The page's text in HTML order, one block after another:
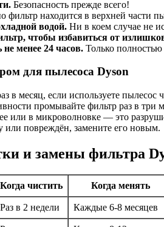
Безопасность прежде всего!
фильтр находится в верхней части
водой. Ни в коем случае не
чтобы избавиться от
менее 24 часов. Только
для пылесоса Dyson
в месяц, если используете пылесос
промывайте фильтр раз в три
или в микроволновке — это
или повреждён, замените его новым.
и замены фильтра
Когда чистить Когда менять
Раз в 2 недели Каждые 6-8 месяцев